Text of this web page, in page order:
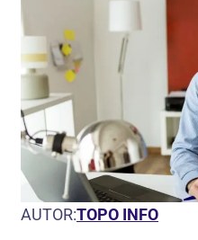
AUTOR:TOPO INFO